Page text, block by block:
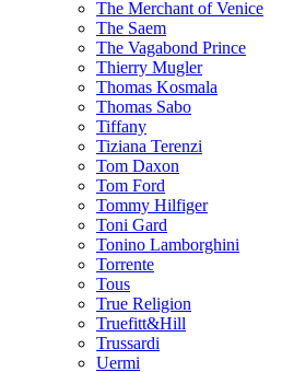
The Merchant of Venice
The Saem
The Vagabond Prince
Thierry Mugler
Thomas Kosmala
Thomas Sabo
Tiffany
Tiziana Terenzi
Tom Daxon
Tom Ford
Tommy Hilfiger
Toni Gard
Tonino Lamborghini
Torrente
Tous
True Religion
Truefitt&Hill
Trussardi
Uermi